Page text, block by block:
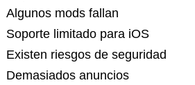
Algunos mods fallan
Soporte limitado para iOS
Existen riesgos de seguridad
Demasiados anuncios